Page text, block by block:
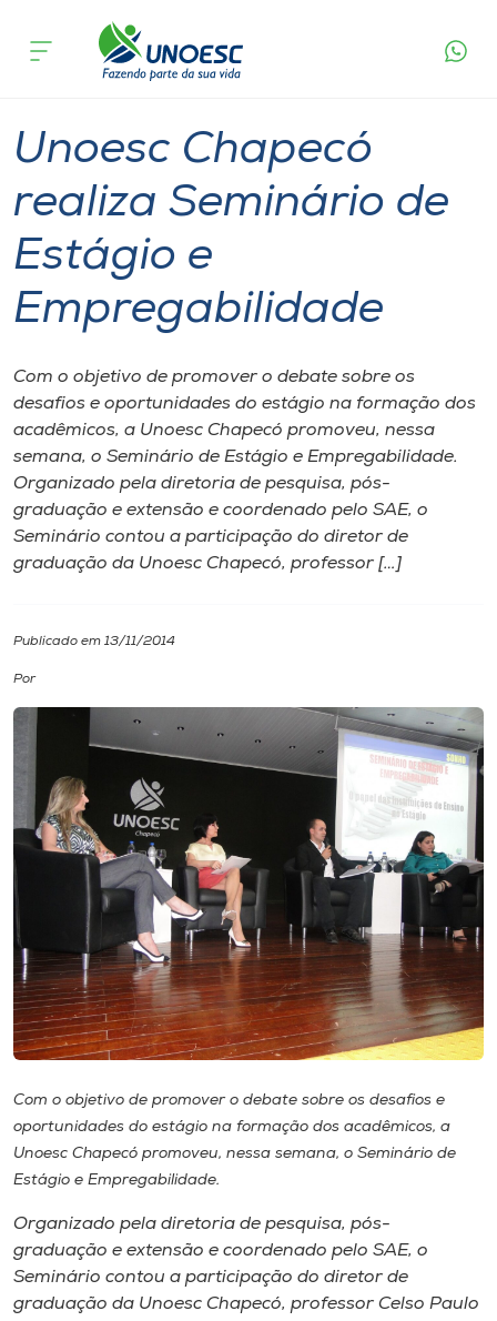
Cursos
Atendimento ao Estudante
Portal de Ensino
A
Internacionalização
I.nova
Cultura
CPA
Biblioteca
Editora
Rádio
Museu
Store
o idioma
acontece
Unoesc Chapecó
realiza Seminário de
Estágio e
Empregabilidade
Com o objetivo de promover o debate sobre os
desafios e oportunidades do estágio na formação dos
acadêmicos, a Unoesc Chapecó promoveu, nessa
semana, o Seminário de Estágio e Empregabilidade.
Organizado pela diretoria de pesquisa, pós-
graduação e extensão e coordenado pelo SAE, o
Seminário contou a participação do diretor de
graduação da Unoesc Chapecó, professor […]
Publicado em 13/11/2014
Por
Com o objetivo de promover o debate sobre os desafios e
oportunidades do estágio na formação dos acadêmicos, a
Unoesc Chapecó promoveu, nessa semana, o Seminário de
Estágio e Empregabilidade.
Organizado pela diretoria de pesquisa, pós-
graduação e extensão e coordenado pelo SAE, o
Seminário contou a participação do diretor de
graduação da Unoesc Chapecó, professor Celso Paulo